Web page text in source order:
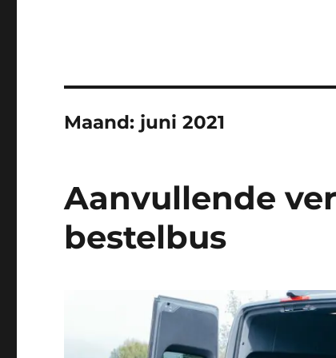
Maand: juni 2021
Aanvullende
bestelbus